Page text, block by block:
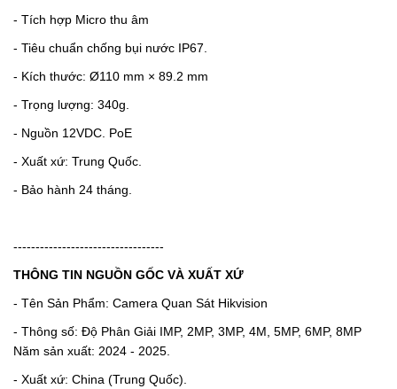
- Tích hợp Micro thu âm
- Tiêu chuẩn chống bụi nước IP67.
- Kích thước: Ø110 mm × 89.2 mm
- Trọng lượng: 340g.
- Nguồn 12VDC. PoE
- Xuất xứ: Trung Quốc.
- Bảo hành 24 tháng.
----------------------------------
THÔNG TIN NGUỒN GỐC VÀ XUẤT XỨ
- Tên Sản Phẩm: Camera Quan Sát Hikvision
- Thông số: Độ Phân Giải IMP, 2MP, 3MP, 4M, 5MP, 6MP, 8MP
Năm sản xuất: 2024 - 2025.
- Xuất xứ: China (Trung Quốc).